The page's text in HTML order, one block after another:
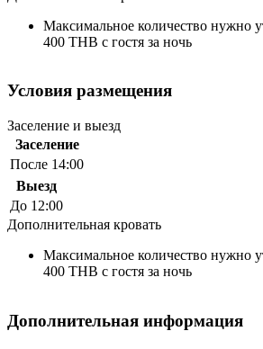
Максимальное количество нужно
400 THB с гостя за ночь
Условия размещения
Заселение и выезд
Заселение
После 14:00
Выезд
До 12:00
Дополнительная кровать
Максимальное количество нужно
400 THB с гостя за ночь
Дополнительная информация